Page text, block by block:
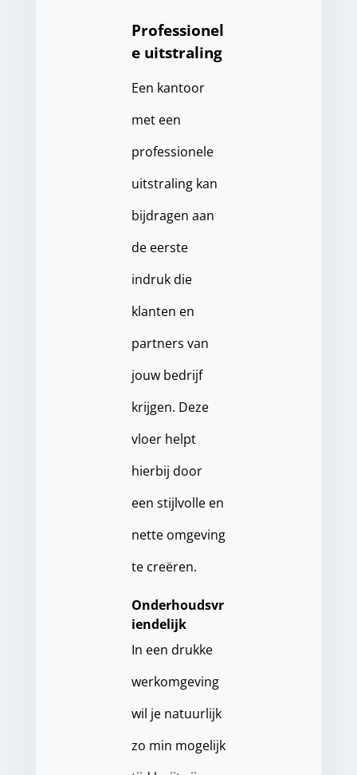
Professionel
e uitstraling
Een kantoor
met een
professionele
uitstraling kan
bijdragen aan
de eerste
indruk die
klanten en
partners van
jouw bedrijf
krijgen. Deze
vloer helpt
hierbij door
een stijlvolle en
nette omgeving
te creëren.
Onderhoudsvr
iendelijk
In een drukke
werkomgeving
wil je natuurlijk
zo min mogelijk